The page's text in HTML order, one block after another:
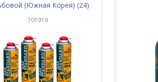
(Южная Корея) (24)
701919